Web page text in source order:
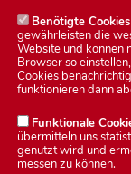
Benötigte Cookies
gewährleisten die
Website und können
Browser so
Cookies
funktionieren dann
Funktionale
übermitteln uns
genutzt wird und
messen zu können.